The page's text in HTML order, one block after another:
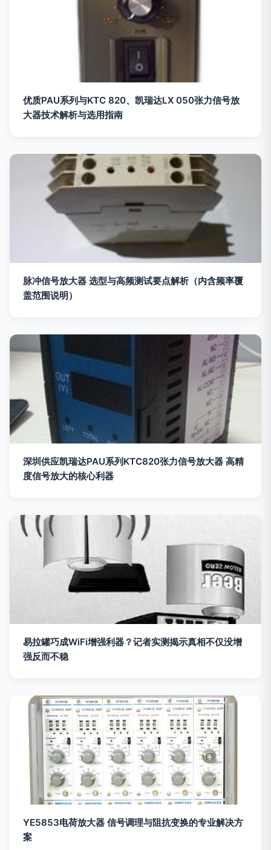
优质PAU系列与KTC 820、凯瑞达LX 050张力信号放
大器技术解析与选用指南
脉冲信号放大器 选型与高频测试要点解析（内含频率覆
盖范围说明）
深圳供应凯瑞达PAU系列KTC820张力信号放大器 高精
度信号放大的核心利器
易拉罐巧成WiFi增强利器？记者实测揭示真相不仅没增
强反而不稳
YE5853电荷放大器 信号调理与阻抗变换的专业解决方
案